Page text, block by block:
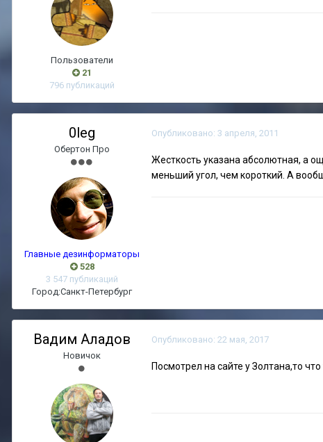
Пользователи
21
796 публикаций
0leg
Обертон Про
Главные дезинформаторы
528
3 547 публикаций
Город:Санкт-Петербург
Опубликовано: 3 апреля, 2011
Жесткость указана абсолютная, а
меньший угол, чем короткий. А
Вадим Аладов
Новичок
Опубликовано: 22 мая, 2017
Посмотрел на сайте у Золтана,то